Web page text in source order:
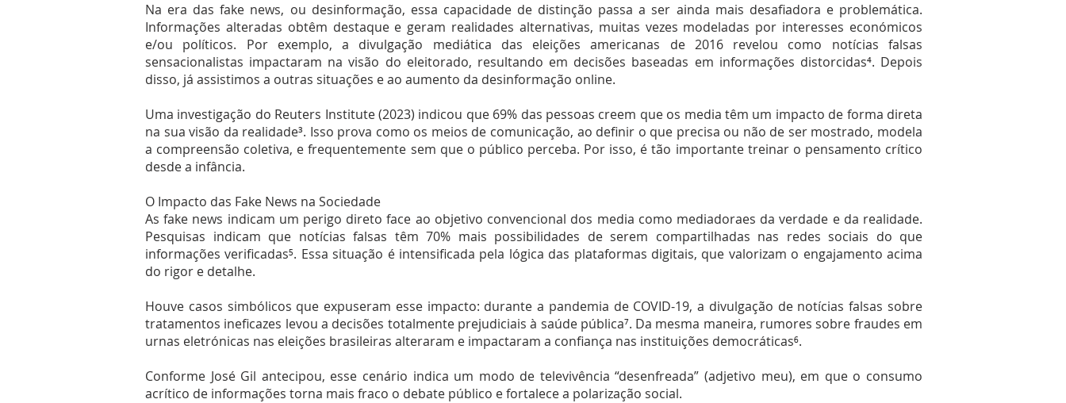
Na era das fake news, ou desinformação, essa capacidade de distinção passa a ser ainda mais desafiadora e problemática.
Informações alteradas obtêm destaque e geram realidades alternativas, muitas vezes modeladas por interesses económicos
e/ou políticos. Por exemplo, a divulgação mediática das eleições americanas de 2016 revelou como notícias falsas
sensacionalistas impactaram na visão do eleitorado, resultando em decisões baseadas em informações distorcidas⁴. Depois
disso, já assistimos a outras situações e ao aumento da desinformação online.
Uma investigação do Reuters Institute (2023) indicou que 69% das pessoas creem que os media têm um impacto de forma direta
na sua visão da realidade³. Isso prova como os meios de comunicação, ao definir o que precisa ou não de ser mostrado, modela
a compreensão coletiva, e frequentemente sem que o público perceba. Por isso, é tão importante treinar o pensamento crítico
desde a infância.
O Impacto das Fake News na Sociedade
As fake news indicam um perigo direto face ao objetivo convencional dos media como mediadoraes da verdade e da realidade.
Pesquisas indicam que notícias falsas têm 70% mais possibilidades de serem compartilhadas nas redes sociais do que
informações verificadas⁵. Essa situação é intensificada pela lógica das plataformas digitais, que valorizam o engajamento acima
do rigor e detalhe.
Houve casos simbólicos que expuseram esse impacto: durante a pandemia de COVID-19, a divulgação de notícias falsas sobre
tratamentos ineficazes levou a decisões totalmente prejudiciais à saúde pública⁷. Da mesma maneira, rumores sobre fraudes em
urnas eletrónicas nas eleições brasileiras alteraram e impactaram a confiança nas instituições democráticas⁶.
Conforme José Gil antecipou, esse cenário indica um modo de televivência “desenfreada” (adjetivo meu), em que o consumo
acrítico de informações torna mais fraco o debate público e fortalece a polarização social.